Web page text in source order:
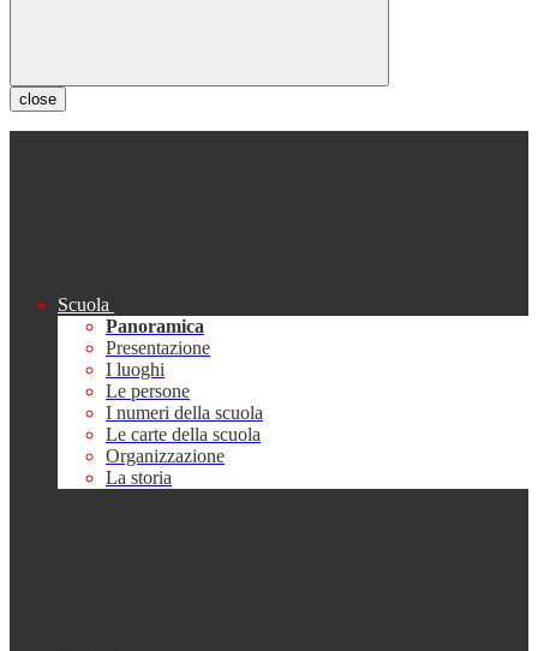
close
Scuola
Panoramica
Presentazione
I luoghi
Le persone
I numeri della scuola
Le carte della scuola
Organizzazione
La storia